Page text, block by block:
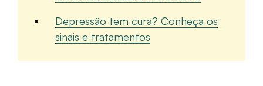
Depressão tem cura? Conheça os
sinais e tratamentos